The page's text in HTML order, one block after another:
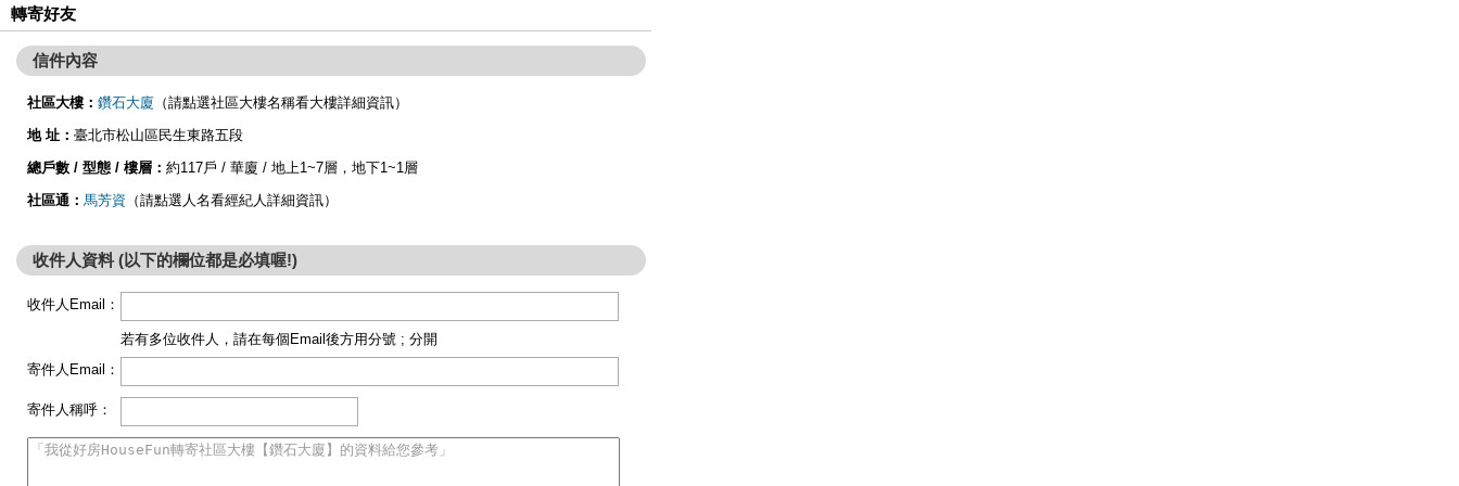
轉寄好友
信件內容
社區大樓： 鑽石大廈 （請點選社區大樓名稱看大樓詳細資訊）
地 址： 臺北市松山區民生東路五段
總戶數 / 型態 / 樓層： 約117戶 / 華廈 / 地上1~7層，地下1~1層
社區通： 馬芳資 （請點選人名看經紀人詳細資訊）
收件人資料 (以下的欄位都是必填喔!)
收件人Email：
若有多位收件人，請在每個Email後方用分號 ; 分開
寄件人Email：
寄件人稱呼：